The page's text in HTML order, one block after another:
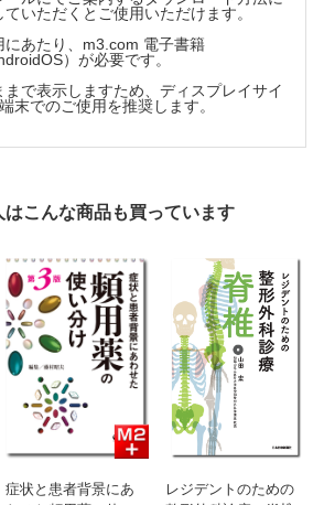
の外転
えし
節の屈曲
関節と近位趾節間（PIP）関節の屈曲
節と母趾趾節間（IP）関節の伸展
いただくとご使用いただけます。
あたり、m3.com 電子書籍
）が必要です。
で表示しますため、ディスプレイサイ
末でのご使用を推奨します。
はこんな商品も買っています
症状と患者背景にあ
レジデントのための